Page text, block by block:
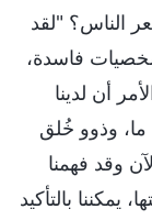
الناس؟ "لقد
شخصيات فاسدة،
أن لدينا
وذوو خُلق
وقد فهمنا
يمكننا بالتأكيد